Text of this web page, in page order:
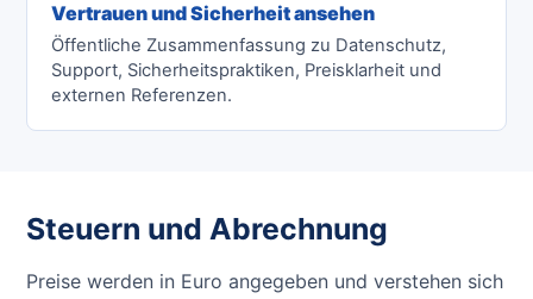
Vertrauen und Sicherheit ansehen
Öffentliche Zusammenfassung zu Datenschutz,
Support, Sicherheitspraktiken, Preisklarheit und
externen Referenzen.
Steuern und Abrechnung
Preise werden in Euro angegeben und verstehen sich